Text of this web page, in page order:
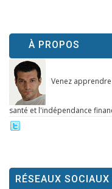
À PROPOS
Venez
santé et l'indépendance
RÉSEAUX SOCIAUX